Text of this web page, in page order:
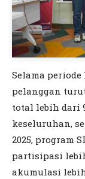
Selama periode
pelanggan
total lebih dari
keseluruhan,
2025, program
partisipasi
akumulasi